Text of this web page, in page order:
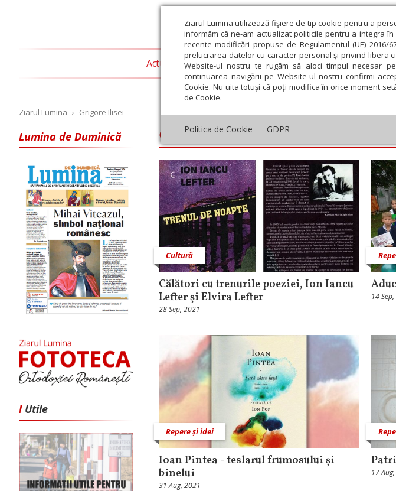
Ziarul Lumina utilizează fişiere de tip cookie pentru a
informăm că ne-am actualizat politicile pentru a integra
recente modificări propuse de Regulamentul (UE)
prelucrarea datelor cu caracter personal și privind libera
Website-ul nostru te rugăm să aloci timpul necesar
continuarea navigării pe Website-ul nostru confirmi
Cookie. Nu uita totuși că poți modifica în orice moment
de Cookie.
Politica de Cookie GDPR
Actualitate religioasă Teologie și spiritualitate
Ziarul Lumina › Grigore Ilisei
Lumina de Duminică
! Utile
Grigore Ilisei
Cultură
Călători cu trenurile poeziei, Ion Iancu
Lefter şi Elvira Lefter
28 Sep, 2021
14
Repere și idei
Ioan Pintea - teslarul frumosului și
binelui
31 Aug, 2021
17
August Septembrie Octombrie Noiembrie Decembrie Ianuarie Februarie